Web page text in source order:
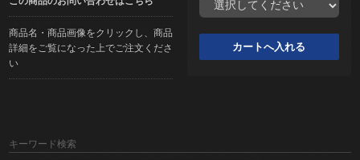
商品名・商品画像をクリックし、商品
詳細をご覧になった上でご注文くださ
い
キーワード検索